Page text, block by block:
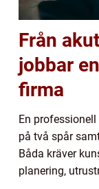
Från
jobbar
firma
En
på två spår
Båda kräver
planering,